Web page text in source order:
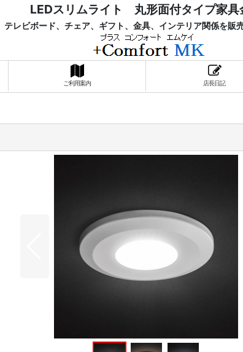
LEDスリムライト 丸形面付タイプ家具
テレビボード、チェア、ギフト、金具、インテリア関係を販売
ご利用案内 店長日記